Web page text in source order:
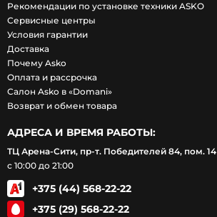
Рекомендации по установке техники ASKO
Сервисные центры
Условия гарантии
Доставка
Почему Asko
Оплата и рассрочка
Салон Asko в «Domani»
Возврат и обмен товара
АДРЕСА И ВРЕМЯ РАБОТЫ:
ТЦ Арена-Сити, пр-т. Победителей 84, пом. 14
с 10:00 до 21:00
+375 (44) 568-22-22
+375 (29) 568-22-22